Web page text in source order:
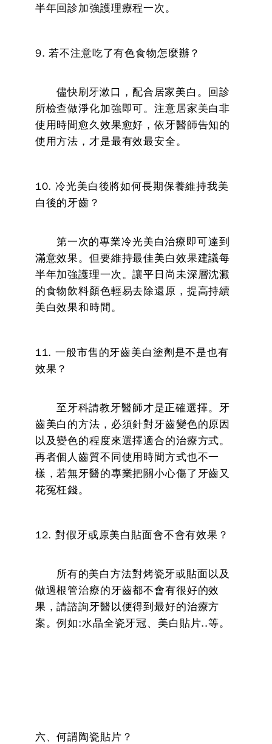
半年回診加強護理療程一次。
9. 若不注意吃了有色食物怎麼辦？
儘快刷牙漱口，配合居家美白。回診
所檢查做淨化加強即可。注意居家美白非
使用時間愈久效果愈好，依牙醫師告知的
使用方法，才是最有效最安全。
10. 冷光美白後將如何長期保養維持我美
白後的牙齒？
第一次的專業冷光美白治療即可達到
滿意效果。但要維持最佳美白效果建議每
半年加強護理一次。讓平日尚未深層沈澱
的食物飲料顏色輕易去除還原，提高持續
美白效果和時間。
11. 一般市售的牙齒美白塗劑是不是也有
效果？
至牙科請教牙醫師才是正確選擇。牙
齒美白的方法，必須針對牙齒變色的原因
以及變色的程度來選擇適合的治療方式。
再者個人齒質不同使用時間方式也不一
樣，若無牙醫的專業把關小心傷了牙齒又
花冤枉錢。
12. 對假牙或原美白貼面會不會有效果？
所有的美白方法對烤瓷牙或貼面以及
做過根管治療的牙齒都不會有很好的效
果，請諮詢牙醫以便得到最好的治療方
案。例如:水晶全瓷牙冠、美白貼片..等。
六、何謂陶瓷貼片？